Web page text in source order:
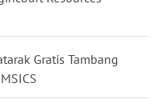
Gratis Tambang